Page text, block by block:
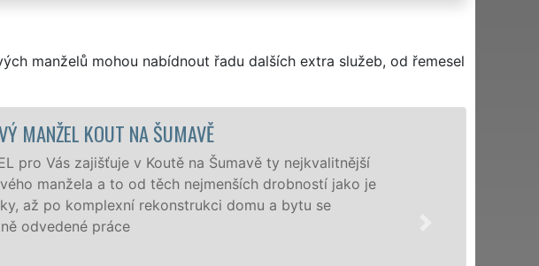
manželů mohou nabídnout řadu dalších extra služeb, od řemesel
na Šumavě ty nejkvalitnější
nejmenších drobností jako je
domu a bytu se